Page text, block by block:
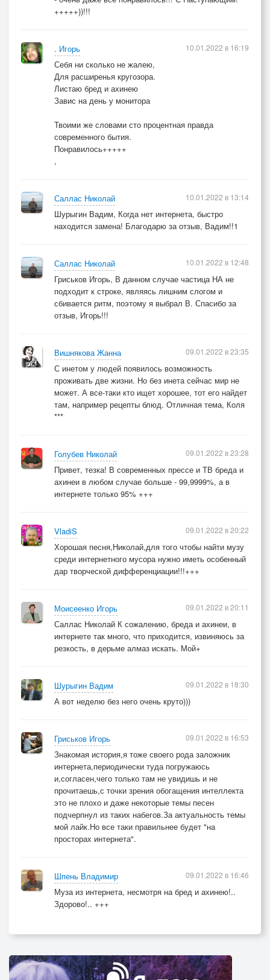
+++++))!!!
. Игорь
Себя ни сколько не жалею,
Для расширенья кругозора.
Листаю бред и ахинею
Завис на день у монитора
Твоими же словами сто процентная правда
современного бытия.
Понравилось+++++
,
10.01.2022 в 16:19
Саллас Николай
Шурыгин Вадим, Когда нет интернета, быстро
находится замена! Благодарю за отзыв, Вадим!!1
10.01.2022 в 13:14
Саллас Николай
Гриськов Игорь, В данном случае частица НА не
подходит к строке, являясь лишним слогом и
сбивается ритм, поэтому я выбрал В. Спасибо за
отзыв, Игорь!!!
10.01.2022 в 12:48
Вишнякова Жанна
С инетом у людей появилось возможность
проживать две жизни. Но без инета сейчас мир не
может. А все-таки кто ищет хорошее, тот его найдет
там, например рецепты блюд. Отличная тема, Коля
***
09.01.2022 в 23:35
Голубев Николай
Привет, тезка! В современных прессе и ТВ бреда и
ахинеи в любом случае больше - 99,9999%, а в
интернете только 95% +++
09.01.2022 в 23:28
VladiS
Хорошая песня,Николай,для того чтобы найти музу
среди интернетного мусора нужно иметь особенный
дар творческой дифференциации!!!+++
09.01.2022 в 20:22
Моисеенко Игорь
Саллас Николай К сожалению, бреда и ахинеи, в
интернете так много, что приходится, извиняюсь за
резкость, в дерьме алмаз искать. Мой+
09.01.2022 в 20:11
Шурыгин Вадим
А вот неделю без него очень круто)))
09.01.2022 в 18:30
Гриськов Игорь
Знакомая история,я тоже своего рода заложник
интернета,периодически туда погружаюсь
и,согласен,чего только там не увидишь и не
прочитаешь,с точки зрения обогащения интеллекта
это не плохо и даже некоторые темы песен
подчерпнул из таких набегов.За актуальность темы
мой лайк.Но все таки правильнее будет "на
просторах интернета".
09.01.2022 в 16:53
Шпень Владимир
Муза из интернета, несмотря на бред и ахинею!..
Здорово!.. +++
09.01.2022 в 16:46